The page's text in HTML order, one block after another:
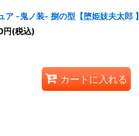
ア -鬼ノ装- 捌の型【堕姫妓夫太郎 】
円(税込)
カートに入れる